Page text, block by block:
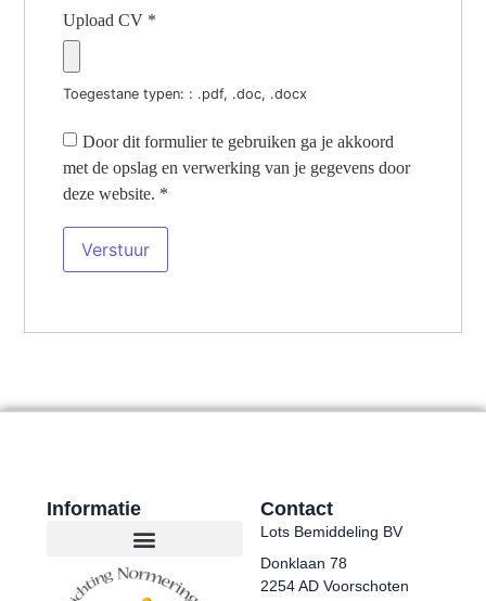
Upload CV *
Toegestane typen: : .pdf, .doc, .docx
Door dit formulier te gebruiken ga je akkoord
met de opslag en verwerking van je gegevens door
deze website. *
Informatie Contact
Lots Bemiddeling BV
Donklaan 78
2254 AD Voorschoten